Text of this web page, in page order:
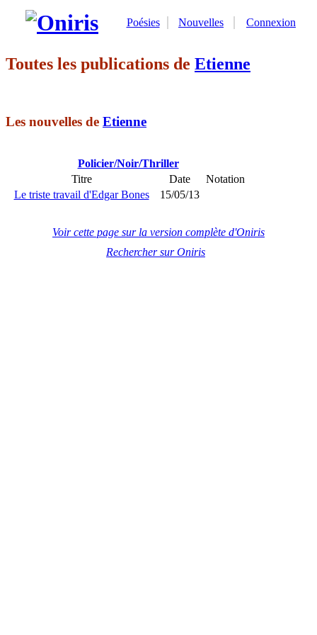
Poésies Nouvelles Connexion
Toutes les publications de Etienne
Les nouvelles de Etienne
Policier/Noir/Thriller
Titre
Date
Notation
Le triste travail d'Edgar Bones
15/05/13
Voir cette page sur la version complète d'Oniris
Rechercher sur Oniris